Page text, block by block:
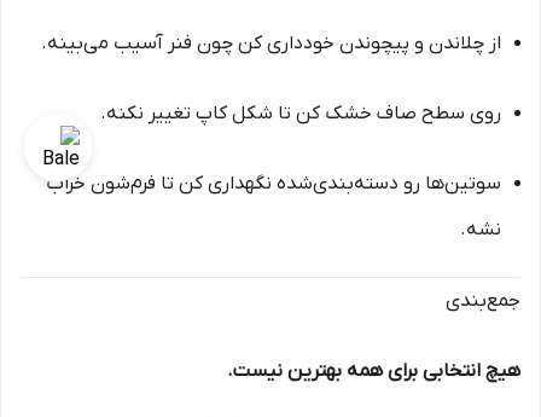
از چلاندن و پیچوندن خودداری کن چون فنر آسیب می‌بینه.
روی سطح صاف خشک کن تا شکل کاپ تغییر نکنه.
سوتین‌ها رو دسته‌بندی‌شده نگهداری کن تا فرم‌شون خراب
نشه.
جمع‌بندی
هیچ انتخابی برای همه بهترین نیست.